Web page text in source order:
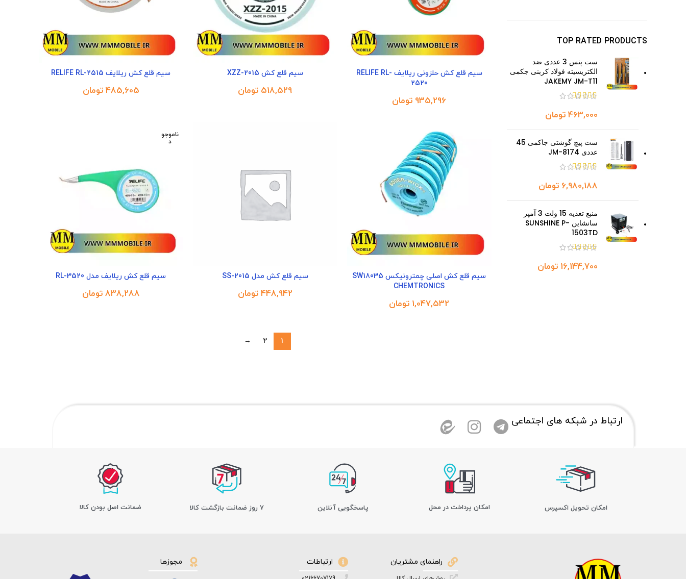
TOP RATED PRODUCTS
ست پنس 3 عددی ضد
الکتریسیته فولاد کربنی جکمی
JAKEMY JM-T11
تومان
ست پیچ گوشتی جاکمی 45
عددی JM-8174
تومان
منبع تغذیه 15 ولت 3 آمپر
سانشاین SUNSHINE P-
1503TD
تومان
سیم قلع کش حلزونی ریلایف RELIFE RL-
2520
تومان
سیم قلع کش XZZ-2015
تومان
سیم قلع کش ریلایف RELIFE RL-2515
تومان
سیم قلع کش اصلی چمترونیکس SW18035
CHEMTRONICS
تومان
سیم قلع کش مدل SS-2015
تومان
ناموجو
د
سیم قلع کش ریلایف مدل RL-3520
تومان
1
2
→
ارتباط در شبکه های اجتماعی
اﻣﮑﺎن ﺗﺤﻮﯾﻞ اﮐﺴﭙﺮس امکان پرداخت در محل پاسخگویی آنلاین 7 روز ضمانت بازگشت کالا ﺿﻤﺎﻧﺖ اﺻﻞ ﺑﻮدن ﮐﺎﻟﺎ
راهنمای مشتریان ارتباطات مجوزها